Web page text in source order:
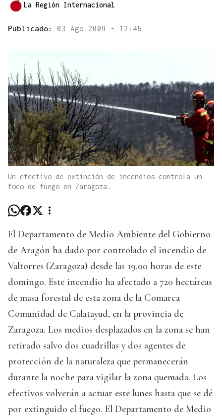
La Región Internacional
Publicado: 03 Ago 2009 - 12:45
Un efectivo de extinción de incendios controla un
foco de fuego en Zaragoza.
El Departamento de Medio Ambiente del Gobierno
de Aragón ha dado por controlado el incendio de
Valtorres (Zaragoza) desde las 19.00 horas de este
domingo. Este incendio ha afectado a 720 hectáreas
de masa forestal de esta zona de la Comarca
Comunidad de Calatayud, en la provincia de
Zaragoza. Los medios desplazados en la zona se han
retirado salvo dos cuadrillas y dos agentes de
protección de la naturaleza que permanecerán
durante la noche para vigilar la zona quemada. Los
efectivos volverán a actuar este lunes hasta que se dé
por extinguido el fuego. El Departamento de Medio